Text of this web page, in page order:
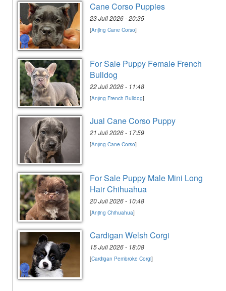
Cane Corso Puppies
23 Juli 2026 - 20:35
[Anjing Cane Corso]
For Sale Puppy Female French
Bulldog
22 Juli 2026 - 11:48
[Anjing French Bulldog]
Jual Cane Corso Puppy
21 Juli 2026 - 17:59
[Anjing Cane Corso]
For Sale Puppy Male Mini Long
Hair Chihuahua
20 Juli 2026 - 10:48
[Anjing Chihuahua]
Cardigan Welsh Corgi
15 Juli 2026 - 18:08
[Cardigan Pembroke Corgi]